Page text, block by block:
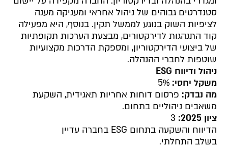
סטנדרטים גבוהים של ניהול אחראי ומעניקה מענה
לציפיות השוק בנוגע לממשל תקין. בנוסף, היא מפעילה
קוד התנהגות לדירקטורים, מבצעת הערכות תקופתיות
של ביצועי הדירקטוריון, ומספקת הדרכות מקצועיות
שוטפות לחברי ההנהלה.
ניהול ודיווח ESG
משקל יחסי: 5%
מה נבדק: פרסום דוחות אחריות תאגידית, השקעת
משאבים ניהוליים בתחום.
ציון 2025:
הדיווח והשקעה בתחום ESG בחברה עדיין
בשלב התחלתי.